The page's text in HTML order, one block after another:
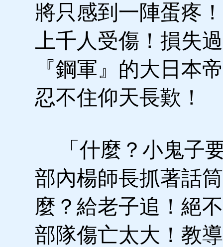
將只感到一陣蛋疼
上千人受傷！損失
『鋼軍』的大日本
忍不住仰天長歎！
「什麼？小鬼子
部內楊師長抓著話
麼？給老子追！絕
部隊傷亡太大！教